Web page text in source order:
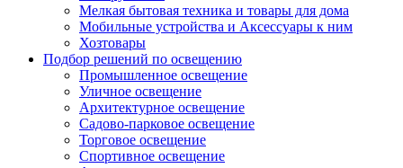
Мелкая бытовая техника и товары для дома
Мобильные устройства и Аксессуары к ним
Хозтовары
Подбор решений по освещению
Промышленное освещение
Уличное освещение
Архитектурное освещение
Садово-парковое освещение
Торговое освещение
Спортивное освещение